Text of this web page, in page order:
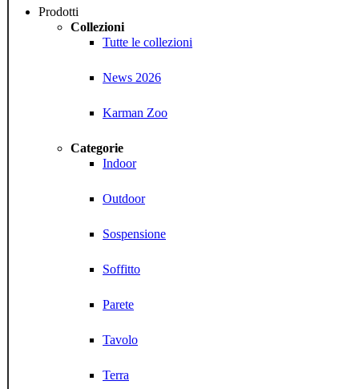
Prodotti
Collezioni
Tutte le collezioni
News 2026
Karman Zoo
Categorie
Indoor
Outdoor
Sospensione
Soffitto
Parete
Tavolo
Terra